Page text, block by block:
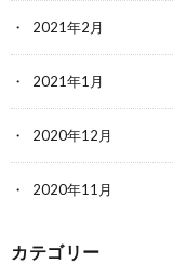
2021年2月
2021年1月
2020年12月
2020年11月
カテゴリー